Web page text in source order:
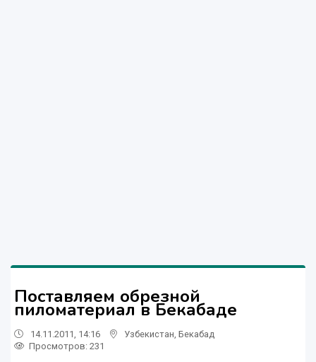
Поставляем обрезной
пиломатериал в Бекабаде
14.11.2011, 14:16 Узбекистан Бекабад
Просмотров: 231